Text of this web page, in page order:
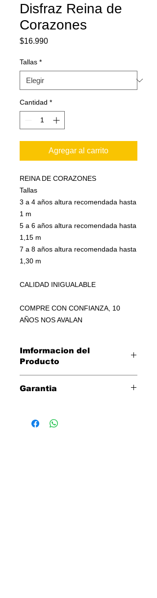
Disfraz Reina de
Corazones
$16.990Precio
Tallas *
Cantidad *
Agregar al carrito
REINA DE CORAZONES
Tallas
3 a 4 años altura recomendada hasta
1 m
5 a 6 años altura recomendada hasta
1,15 m
7 a 8 años altura recomendada hasta
1,30 m
CALIDAD INIGUALABLE
COMPRE CON CONFIANZA, 10
AÑOS NOS AVALAN
Imformacion del
Producto
Garantia